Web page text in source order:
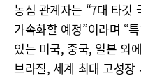
농심 관계자는 “7대 타깃
가속화할 예정”이라며 “
있는 미국, 중국, 일본 외
브라질, 세계 최대 고성